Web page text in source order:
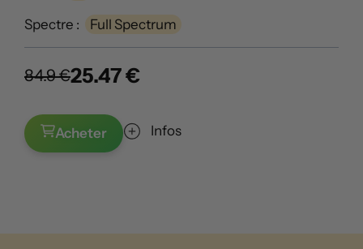
Spectre : Full Spectrum
84.9 €25.47 €
Acheter Infos